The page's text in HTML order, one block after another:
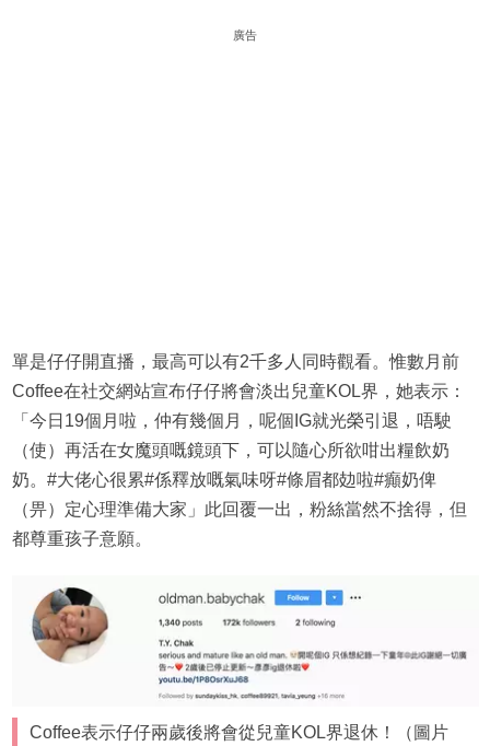
廣告
單是仔仔開直播，最高可以有2千多人同時觀看。惟數月前
Coffee在社交網站宣布仔仔將會淡出兒童KOL界，她表示：
「今日19個月啦，仲有幾個月，呢個IG就光榮引退，唔駛
（使）再活在女魔頭嘅鏡頭下，可以隨心所欲咁出糧飲奶
奶。#大佬心很累#係釋放嘅氣味呀#條眉都攰啦#癲奶俾
（畀）定心理準備大家」此回覆一出，粉絲當然不捨得，但
都尊重孩子意願。
Coffee表示仔仔兩歲後將會從兒童KOL界退休！（圖片